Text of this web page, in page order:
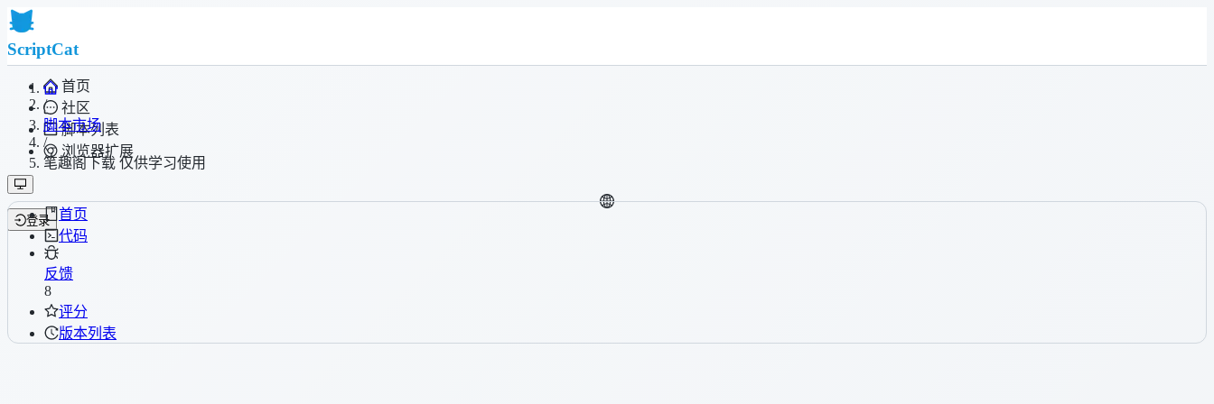
ScriptCat
首页
社区
脚本列表
浏览器扩展
登录
/
脚本市场
/
笔趣阁下载 仅供学习使用
首页
代码
反馈
8
评分
版本列表